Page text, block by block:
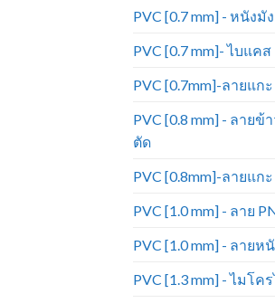
PVC [0.7 mm] - หนัง
PVC [0.7 mm]- ไบแคส
PVC [0.7mm]-ลายแก
PVC [0.8 mm] - ลายข้
ตัด
PVC [0.8mm]-ลายแกะ
PVC [1.0 mm] - ลาย
PVC [1.0 mm] - ลายห
PVC [1.3 mm] - ไมโค
โซฟา เก้าอี้ บุหัวเตียง กระเป๋า ตกแต่ง
ภายในรถยนต์ และเครื่องประดับ
ละ 40 หลา )(ความยาวต่อหลาอาจมี
เฟอร์นิเจอร์ โซ
กระเป๋า ตกแต่
เครื่องประดับต่
ยกม้วน ม้วนละ
รอบการผลิต)